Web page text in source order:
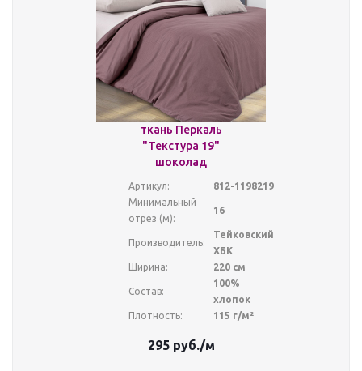
ткань Перкаль
"Текстура 19"
шоколад
Артикул:
812-1198219
Минимальный
отрез (м):
16
Производитель:
Тейковский
ХБК
Ширина:
220 см
Состав:
100%
хлопок
Плотность:
115 г/м²
295руб./м